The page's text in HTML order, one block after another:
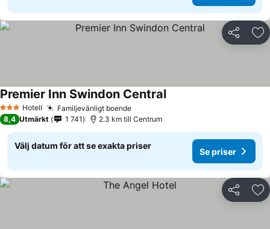
Dela
3 StjärnorHotell Familjevänligt boendeSe priser
Premier Inn Swindon CentralSe priser
8,4 Utmärkt 1 741 2.3 km till Centrum
Välj datum för att se exakta priser
Se priser
Dela